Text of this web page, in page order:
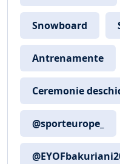
Snowboard
Antrenamente
Ceremonie
@sporteurope_